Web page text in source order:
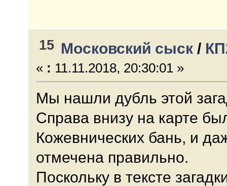
15 Московский сыск /
« : 11.11.2018, 20:30:01 »
Мы нашли дубль этой
Справа внизу на карте
Кожевнических бань, и
отмечена правильно.
Поскольку в тексте